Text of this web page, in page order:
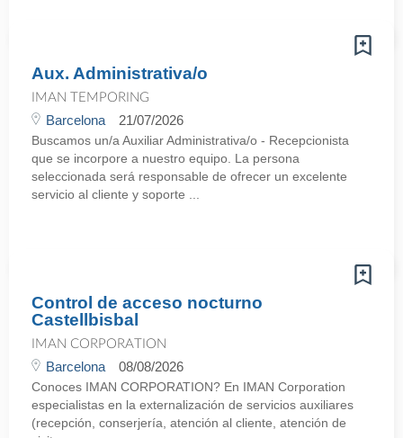
Aux. Administrativa/o
IMAN TEMPORING
Barcelona 21/07/2026
Buscamos un/a Auxiliar Administrativa/o - Recepcionista
que se incorpore a nuestro equipo. La persona
seleccionada será responsable de ofrecer un excelente
servicio al cliente y soporte ...
Control de acceso nocturno
Castellbisbal
IMAN CORPORATION
Barcelona 08/08/2026
Conoces IMAN CORPORATION? En IMAN Corporation
especialistas en la externalización de servicios auxiliares
(recepción, conserjería, atención al cliente, atención de